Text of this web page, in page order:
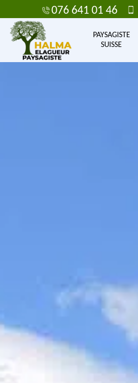
076 641 01 46
PAYSAGISTE
SUISSE